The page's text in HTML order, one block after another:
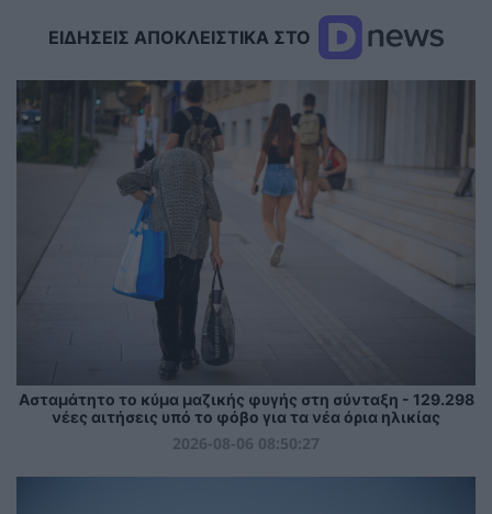
ΕΙΔΗΣΕΙΣ ΑΠΟΚΛΕΙΣΤΙΚΑ ΣΤΟ
Ασταμάτητο το κύμα μαζικής φυγής στη σύνταξη - 129.298
νέες αιτήσεις υπό το φόβο για τα νέα όρια ηλικίας
2026-08-06 08:50:27